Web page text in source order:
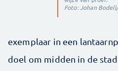
Foto: Johan
exemplaar in een
doel om midden in de